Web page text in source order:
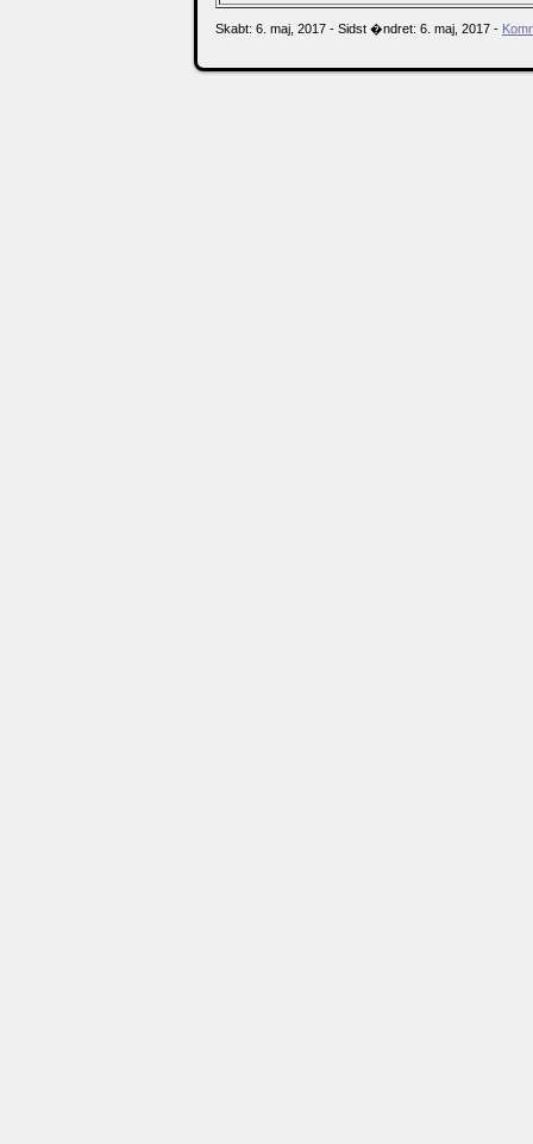
Skabt: 6. maj, 2017 - Sidst �ndret: 6. maj, 2017 -